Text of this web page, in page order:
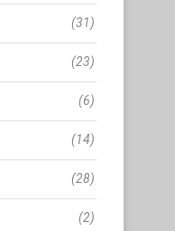
(31)
(23)
(6)
(14)
(28)
(2)